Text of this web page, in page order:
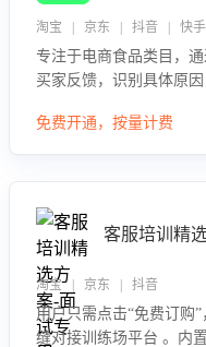
淘宝 | 京东 | 抖音 | 快手
专注于电商食品类目，
买家反馈，识别具体原
低退款率，提升售后效率
免费开通，按量计费
客服培训精
淘宝 | 京东 | 抖音
用户只需点击“免费订购
缝对接训练场平台 。内